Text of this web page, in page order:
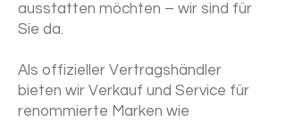
ausstatten möchten – wir sind für
Sie da.
Als offizieller Vertragshändler
bieten wir Verkauf und Service für
renommierte Marken wie